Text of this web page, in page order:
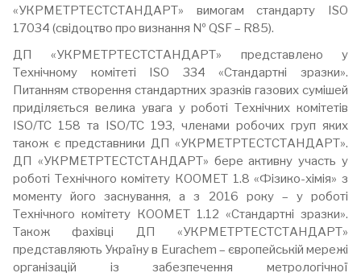
«УКРМЕТРТЕСТСТАНДАРТ» вимогам стандарту ISO
17034 (свідоцтво про визнання № QSF – R85).
ДП «УКРМЕТРТЕСТСТАНДАРТ» представлено у
Технічному комітеті ISO 334 «Стандартні зразки».
Питанням створення стандартних зразків газових сумішей
приділяється велика увага у роботі Технічних комітетів
ISO/TC 158 та ISO/TC 193, членами робочих груп яких
також є представники ДП «УКРМЕТРТЕСТСТАНДАРТ».
ДП «УКРМЕТРТЕСТСТАНДАРТ» бере активну участь у
роботі Технічного комітету КООМЕТ 1.8 «Фізико-хімія» з
моменту його заснування, а з 2016 року – у роботі
Технічного комітету КООМЕТ 1.12 «Стандартні зразки».
Також фахівці ДП «УКРМЕТРТЕСТСТАНДАРТ»
представляють Україну в Eurachem – європейській мережі
організацій із забезпечення метрологічної